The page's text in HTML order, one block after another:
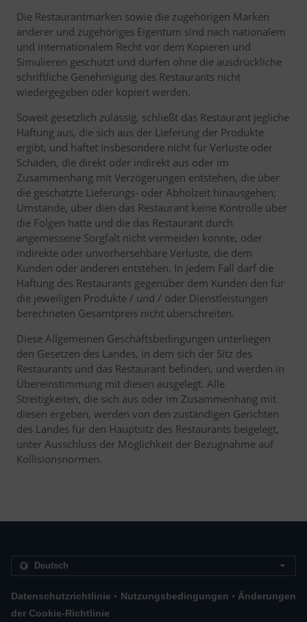
Die Restaurantmarken sowie die zugehörigen Marken
anderer und zugehöriges Eigentum sind nach nationalem
und internationalem Recht vor dem Kopieren und
Simulieren geschützt und dürfen ohne die ausdrückliche
schriftliche Genehmigung des Restaurants nicht
wiedergegeben oder kopiert werden.
Soweit gesetzlich zulässig, schließt das Restaurant jegliche
Haftung aus, die sich aus der Lieferung der Produkte
ergibt, und haftet insbesondere nicht für Verluste oder
Schäden, die direkt oder indirekt aus oder im
Zusammenhang mit Verzögerungen entstehen, die über
die geschätzte Lieferungs- oder Abholzeit hinausgehen;
Umstände, über dien das Restaurant keine Kontrolle über
die Folgen hatte und die das Restaurant durch
angemessene Sorgfalt nicht vermeiden konnte, oder
indirekte oder unvorhersehbare Verluste, die dem
Kunden oder anderen entstehen. In jedem Fall darf die
Haftung des Restaurants gegenüber dem Kunden den für
die jeweiligen Produkte / und / oder Dienstleistungen
berechneten Gesamtpreis nicht überschreiten.
Diese Allgemeinen Geschäftsbedingungen unterliegen
den Gesetzen des Landes, in dem sich der Sitz des
Restaurants und das Restaurant befinden, und werden in
Übereinstimmung mit diesen ausgelegt. Alle
Streitigkeiten, die sich aus oder im Zusammenhang mit
diesen ergeben, werden von den zuständigen Gerichten
des Landes für den Hauptsitz des Restaurants beigelegt,
unter Ausschluss der Möglichkeit der Bezugnahme auf
Kollisionsnormen.
Datenschutzrichtlinie . Nutzungsbedingungen . Änderungen
der Cookie-Richtlinie